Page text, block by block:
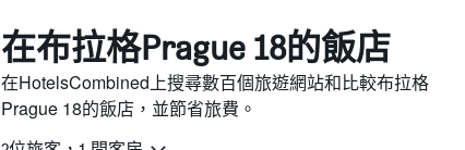
​在布拉格Prague 18​的飯店
在HotelsCombined上搜尋數百個旅遊網站和比較布拉格
Prague 18的飯店，並節省旅費。